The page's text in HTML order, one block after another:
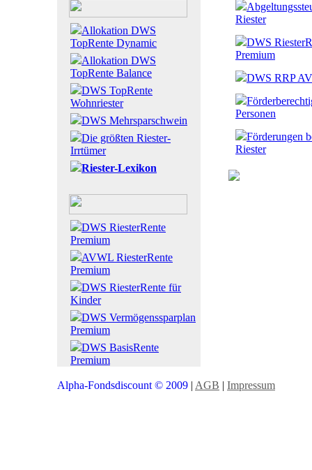
Allokation DWS
TopRente Dynamic
Allokation DWS
TopRente Balance
DWS TopRente
Wohnriester
DWS Mehrsparschwein
Die größten Riester-
Irrtümer
Riester-Lexikon
DWS RiesterRente
Premium
AVWL RiesterRente
Premium
DWS RiesterRente für
Kinder
DWS Vermögenssparplan
Premium
DWS BasisRente
Premium
Riester
DWS
Premium
DWS RRP
Personen
Förderungen
Riester
Alpha-Fondsdiscount © 2009 | AGB | Impressum